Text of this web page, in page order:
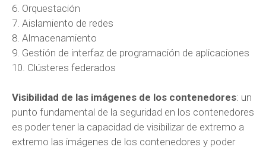
6. Orquestación
7. Aislamiento de redes
8. Almacenamiento
9. Gestión de interfaz de programación de aplicaciones
10. Clústeres federados
Visibilidad de las imágenes de los contenedores: un
punto fundamental de la seguridad en los contenedores
es poder tener la capacidad de visibilizar de extremo a
extremo las imágenes de los contenedores y poder